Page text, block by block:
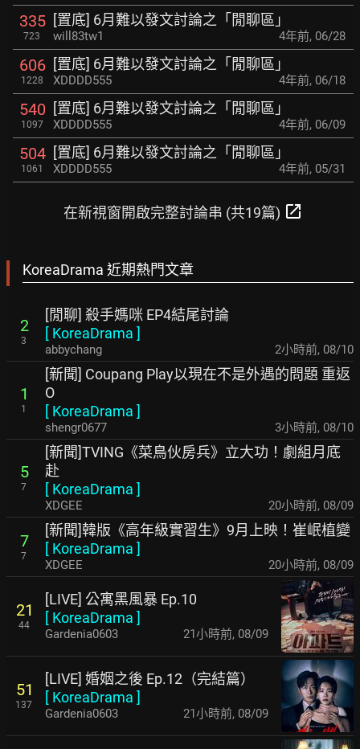
335
723
[置底] 6月難以發文討論之「閒聊區」
will83tw1 4年前, 06/28
606
1228
[置底] 6月難以發文討論之「閒聊區」
XDDDD555 4年前, 06/18
540
1097
[置底] 6月難以發文討論之「閒聊區」
XDDDD555 4年前, 06/09
504
1061
[置底] 6月難以發文討論之「閒聊區」
XDDDD555 4年前, 05/31
在新視窗開啟完整討論串 (共19篇) open_in_new
KoreaDrama 近期熱門文章
2
3
[閒聊] 殺手媽咪 EP4結尾討論
[ KoreaDrama ]
abbychang 2小時前, 08/10
1
1
[新聞] Coupang Play以現在不是外遇的問題 重返
O
[ KoreaDrama ]
shengr0677 3小時前, 08/10
5
7
[新聞]TVING《菜鳥伙房兵》立大功！劇組月底
赴
[ KoreaDrama ]
XDGEE 20小時前, 08/09
7
7
[新聞]韓版《高年級實習生》9月上映！崔岷植變
[ KoreaDrama ]
XDGEE 20小時前, 08/09
21
44
[LIVE] 公寓黑風暴 Ep.10
[ KoreaDrama ]
Gardenia0603 21小時前, 08/09
51
137
[LIVE] 婚姻之後 Ep.12（完結篇）
[ KoreaDrama ]
Gardenia0603 21小時前, 08/09